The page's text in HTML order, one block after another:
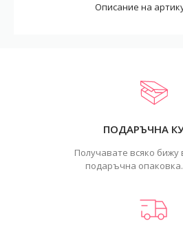
Описание на
ПОДАРЪЧНА
Получавате всяко бижу
подаръчна опаковка.